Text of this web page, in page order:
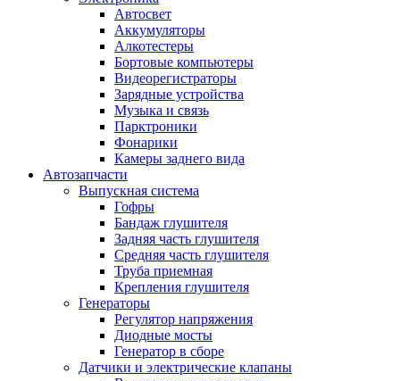
Автосвет
Аккумуляторы
Алкотестеры
Бортовые компьютеры
Видеорегистраторы
Зарядные устройства
Музыка и связь
Парктроники
Фонарики
Камеры заднего вида
Автозапчасти
Выпускная система
Гофры
Бандаж глушителя
Задняя часть глушителя
Средняя часть глушителя
Труба приемная
Крепления глушителя
Генераторы
Регулятор напряжения
Диодные мосты
Генератор в сборе
Датчики и электрические клапаны